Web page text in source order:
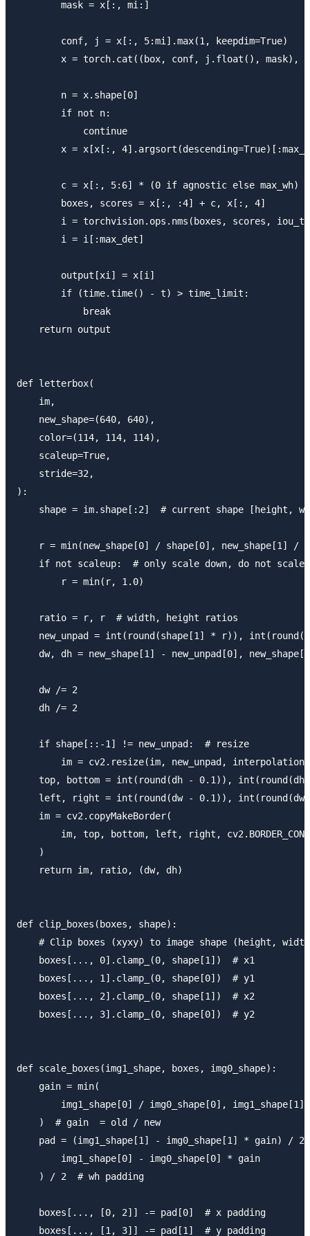
        mask = x[:, mi:]
        conf, j = x[:, 5:mi].max(1, keepdim=True)
x = torch.cat((box, conf, j.float(), mask),
        n = x.shape[0]
        if not n:
            continue
x = x[x[:,
        c = x[:, 5:6] * (0 if agnostic else max_wh)
        boxes, scores = x[:, :4] + c, x[:, 4]
i = torchvision.ops.nms(boxes, scores,
        i = i[:max_det]
        output[xi] = x[i]
        if (time.time() - t) > time_limit:
            break
    return output
def letterbox(
    im,
    new_shape=(640, 640),
    color=(114, 114, 114),
    scaleup=True,
    stride=32,
):
shape = im.shape[:2]  # current shape [height,
r = min(new_shape[0] / shape[0], new_shape[1] /
if not scaleup:  # only scale down, do not scale
        r = min(r, 1.0)
    ratio = r, r  # width, height ratios
new_unpad = int(round(shape[1] * r)),
dw, dh = new_shape[1] - new_unpad[0],
    dw /= 2
    dh /= 2
    if shape[::-1] != new_unpad:  # resize
im = cv2.resize(im, new_unpad,
top, bottom = int(round(dh - 0.1)), int(round(dh
left, right = int(round(dw - 0.1)), int(round(dw
    im = cv2.copyMakeBorder(
im, top, bottom, left, right,
    )
    return im, ratio, (dw, dh)
def clip_boxes(boxes, shape):
# Clip boxes (xyxy) to image shape (height,
    boxes[..., 0].clamp_(0, shape[1])  # x1
    boxes[..., 1].clamp_(0, shape[0])  # y1
    boxes[..., 2].clamp_(0, shape[1])  # x2
    boxes[..., 3].clamp_(0, shape[0])  # y2
def scale_boxes(img1_shape, boxes, img0_shape):
    gain = min(
img1_shape[0] / img0_shape[0], img1_shape[1]
    )  # gain  = old / new
pad = (img1_shape[1] - img0_shape[1] * gain) /
        img1_shape[0] - img0_shape[0] * gain
    ) / 2  # wh padding
    boxes[..., [0, 2]] -= pad[0]  # x padding
    boxes[..., [1, 3]] -= pad[1]  # y padding